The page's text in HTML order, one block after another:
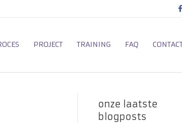
c
o
o
PROJECT TRAINING FAQ
onze laatste
blogposts